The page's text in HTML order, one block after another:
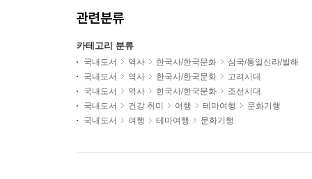
관련분류
카테고리 분류
국내도서 역사 한국사/한국문화
삼국/통일신라/발해
국내도서
역사 한국사/한국문화
고려시대
국내도서
역사 한국사/한국문화
조선시대
국내도서
건강 취미 여행 테마여행
문화기행
국내도서
여행 테마여행 문화기행